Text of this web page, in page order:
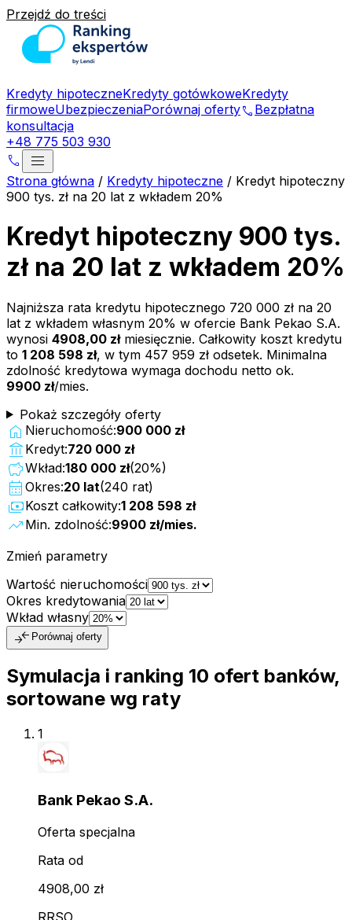
Przejdź do treści
Kredyty hipoteczneKredyty gotówkoweKredyty
firmoweUbezpieczeniaPorównaj ofertyphone Bezpłatna
konsultacja
+48 775 503 930
phone menu
Strona główna / Kredyty hipoteczne / Kredyt hipoteczny
900 tys. zł na 20 lat z wkładem 20%
Kredyt hipoteczny 900 tys.
zł na 20 lat z wkładem 20%
Najniższa rata kredytu hipotecznego 720 000 zł na 20
lat z wkładem własnym 20% w ofercie Bank Pekao S.A.
wynosi 4908,00 złmiesięcznie. Całkowity koszt kredytu
to 1 208 598 zł, w tym 457 959 zł odsetek. Minimalna
zdolność kredytowa wymaga dochodu netto ok.
9900 zł/mies.
Pokaż szczegóły oferty
home Nieruchomość:900 000 zł
account_balance Kredyt:720 000 zł
savingsWkład:180 000 zł(20%)
calendar_month Okres:20 lat(240 rat)
paymentsKoszt całkowity:1 208 598 zł
trending_up Min. zdolność:9900 zł/mies.
Zmień parametry
Wartość nieruchomości
Okres kredytowania
Wkład własny
compare_arrows Porównaj oferty
Symulacja i ranking 10 ofert banków,
sortowane wg raty
1
Bank Pekao S.A.
Oferta specjalna
Rata od
4908,00 zł
RRSO